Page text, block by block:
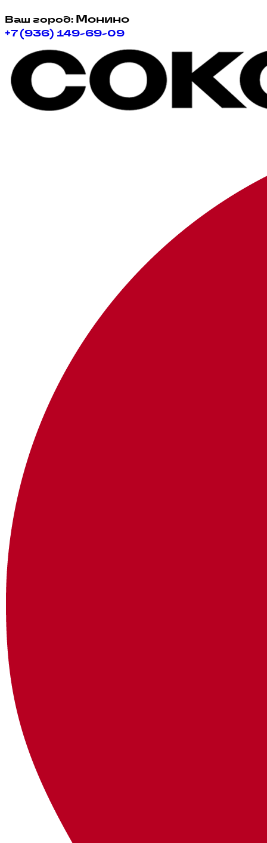
Ваш город: Монино
+7 (936) 149-69-09